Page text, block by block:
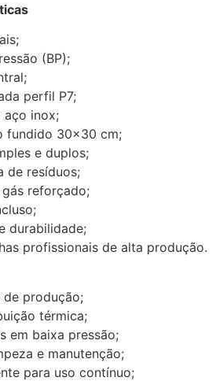
(BP);
perfil P7;
aço inox;
fundido 30×30 cm;
e duplos;
de resíduos;
reforçado;
durabilidade;
profissionais de alta produção.
produção;
térmica;
em baixa pressão;
e manutenção;
para uso contínuo;